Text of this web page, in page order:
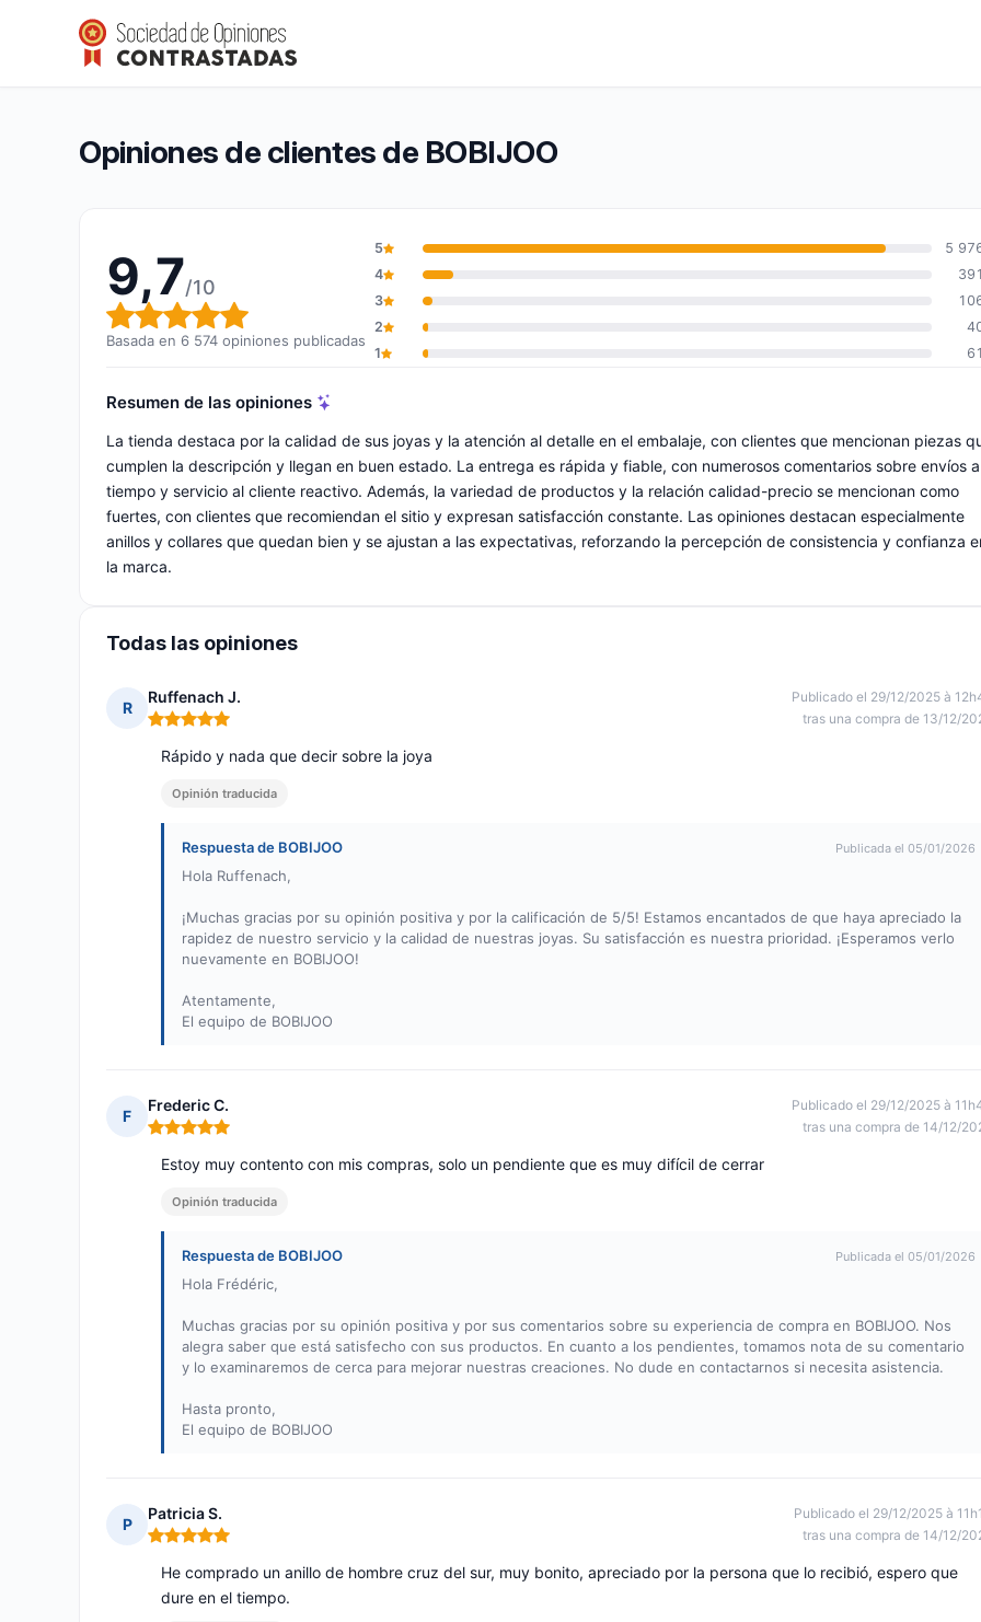
BOBIJOO
Calificación global: 9,7 de 10
9,7/10(6 574 opiniones)
Opiniones de clientes de BOBIJOO
9,7/10
Calificación global: 9,7 de 10
Basada en 6 574 opiniones publicadas
5
5
4
391
3
2
1
61
Resumen de las opiniones
La tienda destaca por la calidad de sus joyas y la atención al detalle en el embalaje, con clientes que mencionan piezas
cumplen la descripción y llegan en buen estado. La entrega es rápida y fiable, con numerosos comentarios sobre envíos a
tiempo y servicio al cliente reactivo. Además, la variedad de productos y la relación calidad-precio se mencionan como
fuertes, con clientes que recomiendan el sitio y expresan satisfacción constante. Las opiniones destacan especialmente
anillos y collares que quedan bien y se ajustan a las expectativas, reforzando la percepción de consistencia y confianza
la marca.
Todas las opiniones
R
Ruffenach J.
Nota: 5 de 5
Publicado el 29/12/2025 à
tras una compra de 13/12/
Rápido y nada que decir sobre la joya
Opinión traducida
Respuesta de BOBIJOO Publicada el 05/01/2026
Hola Ruffenach,
¡Muchas gracias por su opinión positiva y por la calificación de 5/5! Estamos encantados de que haya apreciado la
rapidez de nuestro servicio y la calidad de nuestras joyas. Su satisfacción es nuestra prioridad. ¡Esperamos verlo
nuevamente en BOBIJOO!
Atentamente,
El equipo de BOBIJOO
F
Frederic C.
Nota: 5 de 5
Publicado el 29/12/2025 à
tras una compra de 14/12/
Estoy muy contento con mis compras, solo un pendiente que es muy difícil de cerrar
Opinión traducida
Respuesta de BOBIJOO Publicada el 05/01/2026
Hola Frédéric,
Muchas gracias por su opinión positiva y por sus comentarios sobre su experiencia de compra en BOBIJOO. Nos
alegra saber que está satisfecho con sus productos. En cuanto a los pendientes, tomamos nota de su comentario
y lo examinaremos de cerca para mejorar nuestras creaciones. No dude en contactarnos si necesita asistencia.
Hasta pronto,
El equipo de BOBIJOO
P
Patricia S.
Nota: 5 de 5
Publicado el 29/12/2025 à
tras una compra de 14/12/
He comprado un anillo de hombre cruz del sur, muy bonito, apreciado por la persona que lo recibió, espero que
dure en el tiempo.